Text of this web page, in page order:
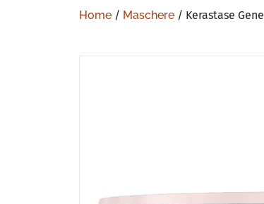
Home / Maschere / Kerastase